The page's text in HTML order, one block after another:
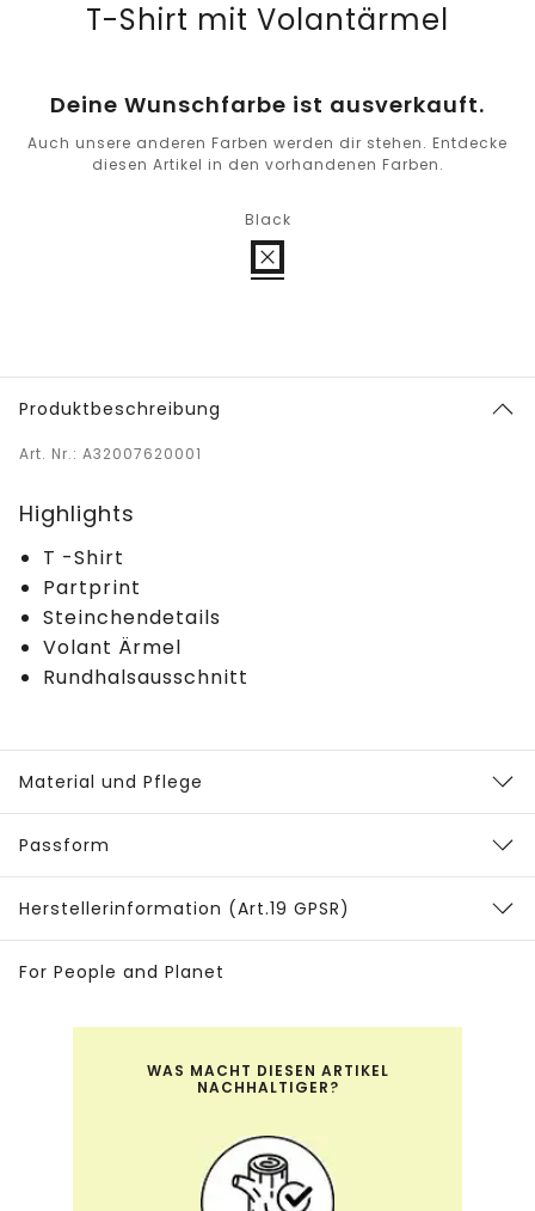
T-Shirt mit Volantärmel
Deine Wunschfarbe ist ausverkauft.
Auch unsere anderen Farben werden dir stehen. Entdecke
diesen Artikel in den vorhandenen Farben.
Black
Produktbeschreibung
Art. Nr.: A32007620001
Highlights
T -Shirt
Partprint
Steinchendetails
Volant Ärmel
Rundhalsausschnitt
Material und Pflege
Passform
Herstellerinformation (Art.19 GPSR)
For People and Planet
WAS MACHT DIESEN ARTIKEL
NACHHALTIGER?